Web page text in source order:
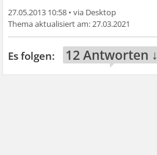
27.05.2013 10:58 •
27.03.2021
12 Antworten ↓